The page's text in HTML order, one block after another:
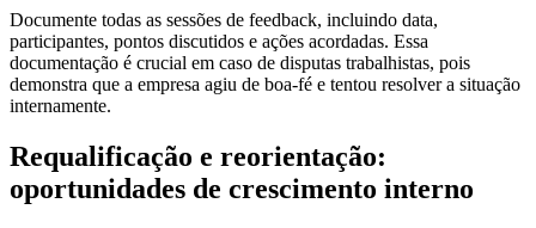
Documente todas as sessões de feedback, incluindo data,
participantes, pontos discutidos e ações acordadas. Essa
documentação é crucial em caso de disputas trabalhistas, pois
demonstra que a empresa agiu de boa-fé e tentou resolver a situação
internamente.
Requalificação e reorientação:
oportunidades de crescimento interno